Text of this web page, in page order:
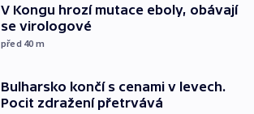
V Kongu hrozí mutace eboly, obávají
se virologové
před 40 m
Bulharsko končí s cenami v levech.
Pocit zdražení přetrvává